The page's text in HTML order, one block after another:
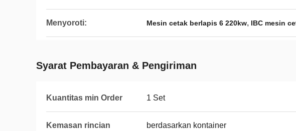
Menyoroti: Mesin cetak berlapis 6 220kw, IBC mesin
Syarat Pembayaran & Pengiriman
Kuantitas min Order 1 Set
Kemasan rincian berdasarkan kontainer